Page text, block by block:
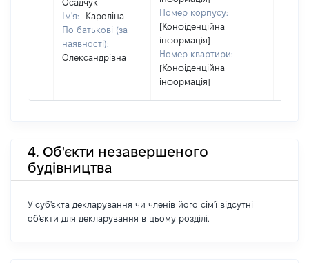
Осадчук
Ім'я:
Кароліна
По батькові (за
наявності):
Олександрівна
Номер корпусу:
[Конфіденційна
інформація]
Номер квартири:
[Конфіденційна
інформація]
4. Об'єкти незавершеного
будівництва
У суб'єкта декларування чи членів його сім'ї відсутні
об'єкти для декларування в цьому розділі.